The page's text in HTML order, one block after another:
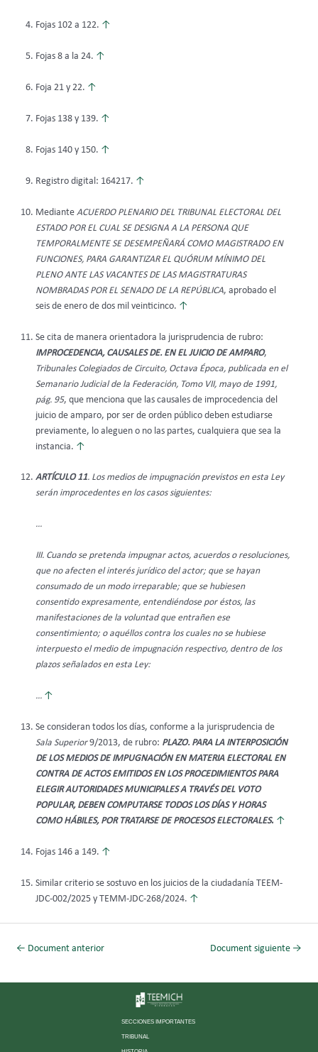
Fojas 102 a 122. ↑
Fojas 8 a la 24. ↑
Foja 21 y 22. ↑
Fojas 138 y 139. ↑
Fojas 140 y 150. ↑
Registro digital: 164217. ↑
Mediante ACUERDO PLENARIO DEL TRIBUNAL ELECTORAL DEL
ESTADO POR EL CUAL SE DESIGNA A LA PERSONA QUE
TEMPORALMENTE SE DESEMPEÑARÁ COMO MAGISTRADO EN
FUNCIONES, PARA GARANTIZAR EL QUÓRUM MÍNIMO DEL
PLENO ANTE LAS VACANTES DE LAS MAGISTRATURAS
NOMBRADAS POR EL SENADO DE LA REPÚBLICA, aprobado el
seis de enero de dos mil veinticinco. ↑
Se cita de manera orientadora la jurisprudencia de rubro:
IMPROCEDENCIA, CAUSALES DE. EN EL JUICIO DE AMPARO,
Tribunales Colegiados de Circuito, Octava Época, publicada en el
Semanario Judicial de la Federación, Tomo VII, mayo de 1991,
pág. 95, que menciona que las causales de improcedencia del
juicio de amparo, por ser de orden público deben estudiarse
previamente, lo aleguen o no las partes, cualquiera que sea la
instancia. ↑
ARTÍCULO 11. Los medios de impugnación previstos en esta Ley
serán improcedentes en los casos siguientes:
…
III. Cuando se pretenda impugnar actos, acuerdos o resoluciones,
que no afecten el interés jurídico del actor; que se hayan
consumado de un modo irreparable; que se hubiesen
consentido expresamente, entendiéndose por éstos, las
manifestaciones de la voluntad que entrañen ese
consentimiento; o aquéllos contra los cuales no se hubiese
interpuesto el medio de impugnación respectivo, dentro de los
plazos señalados en esta Ley:
… ↑
Se consideran todos los días, conforme a la jurisprudencia de
Sala Superior9/2013, de rubro: PLAZO. PARA LA INTERPOSICIÓN
DE LOS MEDIOS DE IMPUGNACIÓN EN MATERIA ELECTORAL EN
CONTRA DE ACTOS EMITIDOS EN LOS PROCEDIMIENTOS PARA
ELEGIR AUTORIDADES MUNICIPALES A TRAVÉS DEL VOTO
POPULAR, DEBEN COMPUTARSE TODOS LOS DÍAS Y HORAS
COMO HÁBILES, POR TRATARSE DE PROCESOS ELECTORALES. ↑
Fojas 146 a 149. ↑
Similar criterio se sostuvo en los juicios de la ciudadanía TEEM-
JDC-002/2025 y TEMM-JDC-268/2024. ↑
← Document anterior Document siguiente →
SECCIONES IMPORTANTES
TRIBUNAL